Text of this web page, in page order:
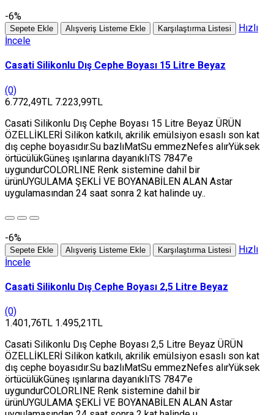
-6%
Sepete Ekle Alışveriş Listeme Ekle Karşılaştırma Listesi
Hızlı
İncele
Casati Silikonlu Dış Cephe Boyası 15 Litre Beyaz
(0)
6.772,49TL 7.223,99TL
Casati Silikonlu Dış Cephe Boyası 15 Litre Beyaz ÜRÜN
ÖZELLİKLERİ Silikon katkılı, akrilik emülsiyon esaslı son kat
dış cephe boyasıdır.Su bazlıMatSu emmezNefes alırYüksek
örtücülükGüneş ışınlarına dayanıklıTS 7847’e
uygundurCOLORLINE Renk sistemine dahil bir
ürünUYGULAMA ŞEKLİ VE BOYANABİLEN ALAN Astar
uygulamasından 24 saat sonra 2 kat halinde uy..
-6%
Sepete Ekle Alışveriş Listeme Ekle Karşılaştırma Listesi
Hızlı
İncele
Casati Silikonlu Dış Cephe Boyası 2,5 Litre Beyaz
(0)
1.401,76TL 1.495,21TL
Casati Silikonlu Dış Cephe Boyası 2,5 Litre Beyaz ÜRÜN
ÖZELLİKLERİ Silikon katkılı, akrilik emülsiyon esaslı son kat
dış cephe boyasıdır.Su bazlıMatSu emmezNefes alırYüksek
örtücülükGüneş ışınlarına dayanıklıTS 7847’e
uygundurCOLORLINE Renk sistemine dahil bir
ürünUYGULAMA ŞEKLİ VE BOYANABİLEN ALAN Astar